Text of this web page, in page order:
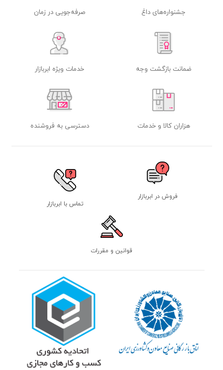
جشنواره‌های داغ صرفه‌جویی در زمان
ضمانت بازگشت وجه خدمات ویژه ابربازار
هزاران کالا و خدمات دسترسی به فروشنده
فروش در ابربازار
تماس با ابربازار
قوانین و مقررات